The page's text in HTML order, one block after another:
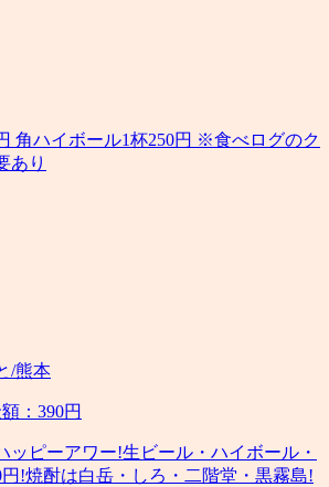
角ハイボール1杯250円 ※食べログのク
あり
/熊本
：390円
ッピーアワー!生ビール・ハイボール・
!焼酎は白岳・しろ・二階堂・黒霧島!